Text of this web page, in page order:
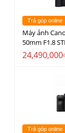
Trả góp online
Máy ảnh
50mm F1.8
24,490,000
Trả góp online